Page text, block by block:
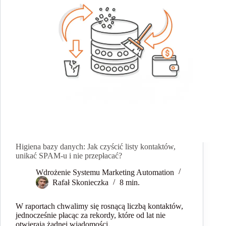
Higiena bazy danych: Jak czyścić listy kontaktów,
unikać SPAM-u i nie przepłacać?
Wdrożenie Systemu Marketing Automation
Rafał Skonieczka
8 min.
W raportach chwalimy się rosnącą liczbą kontaktów,
jednocześnie płacąc za rekordy, które od lat nie
otwierają żadnej wiadomości.